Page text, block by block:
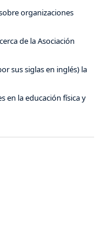
organizaciones
de la Asociación
sus siglas en inglés) la
en la educación física y